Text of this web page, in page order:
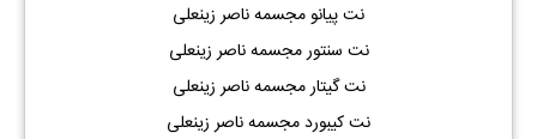
نت پیانو مجسمه ناصر زینعلی
نت سنتور مجسمه ناصر زینعلی
نت گیتار مجسمه ناصر زینعلی
نت کیبورد مجسمه ناصر زینعلی